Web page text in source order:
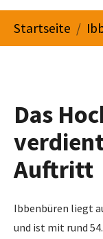
You are here:
Startseite
Das
Auftritt
Ibbenbüren liegt
und ist mit rund